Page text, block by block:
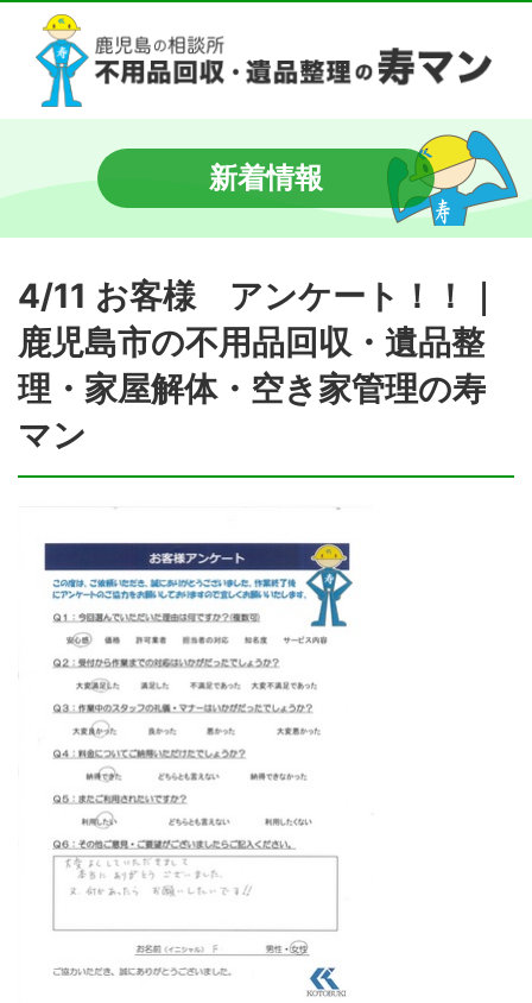
新着情報
4/11 お客様 アンケート！！｜
鹿児島市の不用品回収・遺品整
理・家屋解体・空き家管理の寿
マン